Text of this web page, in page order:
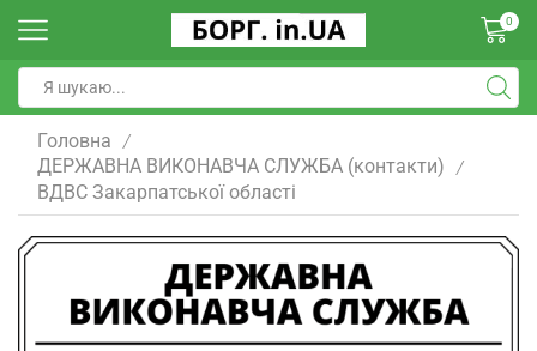
0
Головна /
ДЕРЖАВНА ВИКОНАВЧА СЛУЖБА (контакти) /
ВДВС Закарпатської області